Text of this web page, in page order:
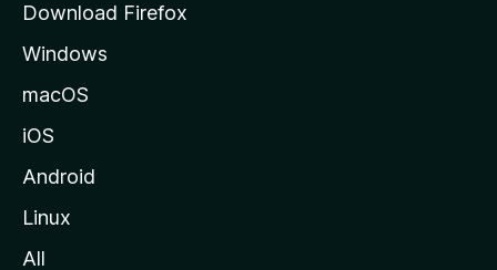
d
a
z
i
a
Download Firefox
Windows
macOS
iOS
Android
Linux
All